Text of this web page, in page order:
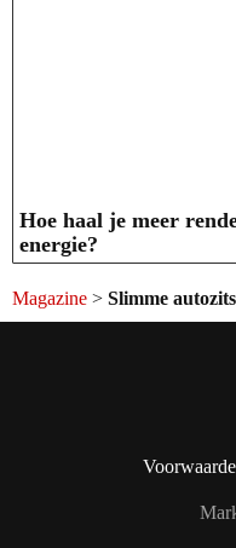
Hoe haal je meer
energie?
Magazine > Slimme